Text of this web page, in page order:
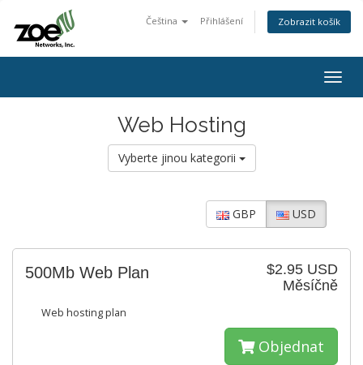
Čeština Přihlášení Zobrazit košík
Web Hosting
Vyberte jinou kategorii
GBP USD
$2.95 USD
Měsíčně
500Mb Web Plan
Web hosting plan
Objednat